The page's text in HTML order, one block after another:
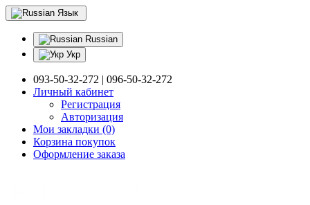
Язык
Russian
Укр
093-50-32-272 | 096-50-32-272
Личный кабинет
Регистрация
Авторизация
Мои закладки (0)
Корзина покупок
Оформление заказа